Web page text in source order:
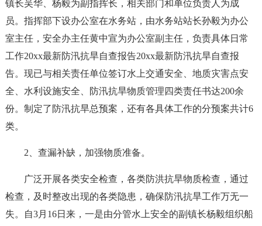
镇长吴华、杨毅为副指挥长，相关部门和单位负责人为成
员。指挥部下设办公室在水务站，由水务站站长孙毅为办公
室主任，安全办主任黄中宣为办公室副主任，负责具体日常
工作20xx最新防汛抗旱自查报告20xx最新防汛抗旱自查报
告。现已与相关责任单位签订水上交通安全、地质灾害点安
全、水利设施安全、防汛抗旱物质管理四类责任书达200余
份。制定了防汛抗旱总预案，还有各具体工作的分预案共计6
类。
2、查漏补缺，加强物质准备。
广泛开展各类安全检查，各类防洪抗旱物质检查，通过
检查，及时整改出现的各类隐患，确保防汛抗旱工作万无一
失。自3月16日来，一是由分管水上安全的副镇长杨毅组织船